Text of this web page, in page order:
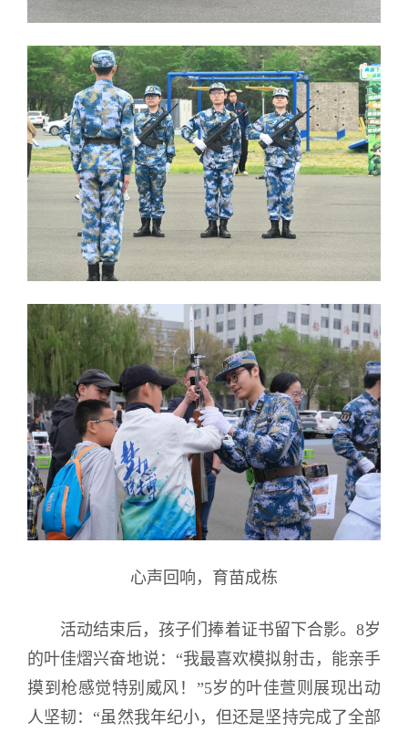
心声回响，育苗成栋
活动结束后，孩子们捧着证书留下合影。8岁
的叶佳熠兴奋地说：“我最喜欢模拟射击，能亲手
摸到枪感觉特别威风！”5岁的叶佳萱则展现出动
人坚韧：“虽然我年纪小，但还是坚持完成了全部